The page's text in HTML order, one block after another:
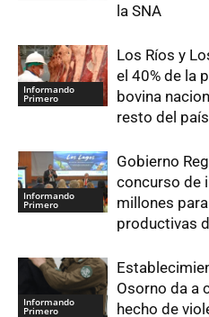
la SNA
Informando
Primero
Los Ríos y
el 40% de la
bovina
resto del país
Informando
Primero
Gobierno
concurso de
millones
productivas
Informando
Primero
Osorno da a
hecho de